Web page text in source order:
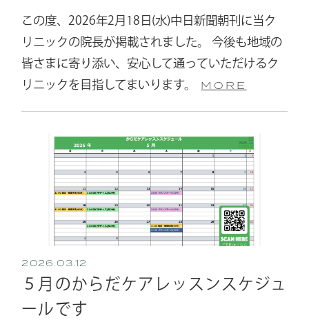
この度、2026年2月18日(水)中日新聞朝刊に当ク
リニックの院長が掲載されました。 今後も地域の
皆さまに寄り添い、安心して通っていただけるク
リニックを目指してまいります。
MORE
2026.03.12
５月のからだケアレッスンスケジュ
ールです